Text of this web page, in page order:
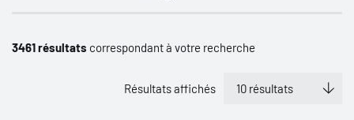
3461 résultats correspondant à votre recherche
Résultats affichés